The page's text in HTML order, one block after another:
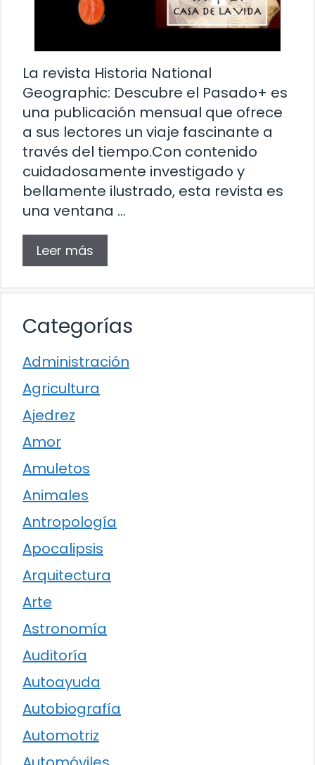
La revista Historia National
Geographic: Descubre el Pasado+ es
una publicación mensual que ofrece
a sus lectores un viaje fascinante a
través del tiempo.Con contenido
cuidadosamente investigado y
bellamente ilustrado, esta revista es
una ventana …
Leer más
Categorías
Administración
Agricultura
Ajedrez
Amor
Amuletos
Animales
Antropología
Apocalipsis
Arquitectura
Arte
Astronomía
Auditoría
Autoayuda
Autobiografía
Automotriz